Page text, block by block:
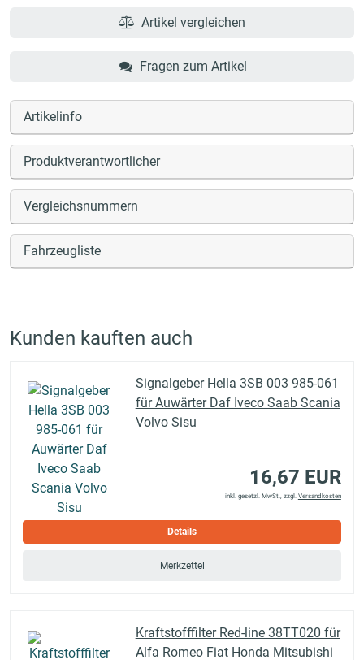
Artikel vergleichen
Fragen zum Artikel
Artikelinfo
Produktverantwortlicher
Vergleichsnummern
Fahrzeugliste
Kunden kauften auch
Signalgeber Hella 3SB 003 985-061
für Auwärter Daf Iveco Saab Scania
Volvo Sisu
16,67 EUR
inkl. gesetzl. MwSt., zzgl. Versandkosten
Details
Merkzettel
Kraftstofffilter Red-line 38TT020 für
Alfa Romeo Fiat Honda Mitsubishi